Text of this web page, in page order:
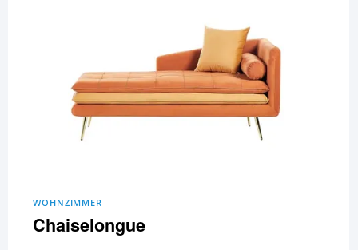
WOHNZIMMER
Chaiselongue